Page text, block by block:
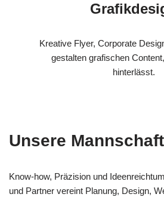
Kreative Flyer, Corporate
gestalten grafischen
hinterlässt.
Unsere Mannschaft
Know-how, Präzision und
und Partner vereint Planung, Design,